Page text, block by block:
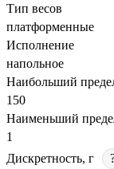
Тип весов
платформенные
Исполнение
напольное
Наибольший
150
Наименьший
1
Дискретность, г